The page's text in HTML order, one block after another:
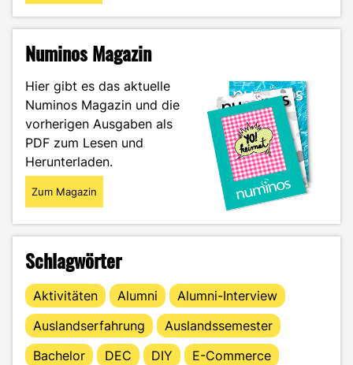
Dr.
Einmal
–
Berlin
und
zurück"
Numinos Magazin
Hier gibt es das aktuelle
Numinos Magazin und die
vorherigen Ausgaben als
PDF zum Lesen und
Herunterladen.
Zum Magazin
Schlagwörter
Aktivitäten Alumni
Alumni-Interview
Auslandserfahrung
Auslandssemester
Bachelor
DEC DIY
E-Commerce